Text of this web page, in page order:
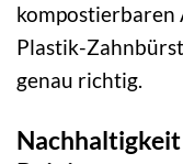
Plastik-
genau richtig.